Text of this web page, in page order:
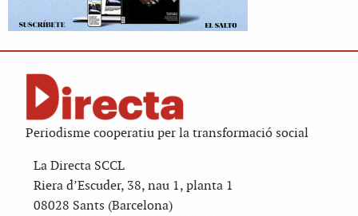
Periodisme cooperatiu per la transformació social
La Directa SCCL
Riera d’Escuder, 38, nau 1, planta 1
08028 Sants (Barcelona)